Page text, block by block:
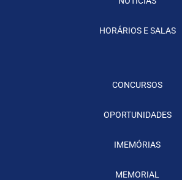
HORÁRIOS E SALAS
CONCURSOS
OPORTUNIDADES
IMEMÓRIAS
MEMORIAL